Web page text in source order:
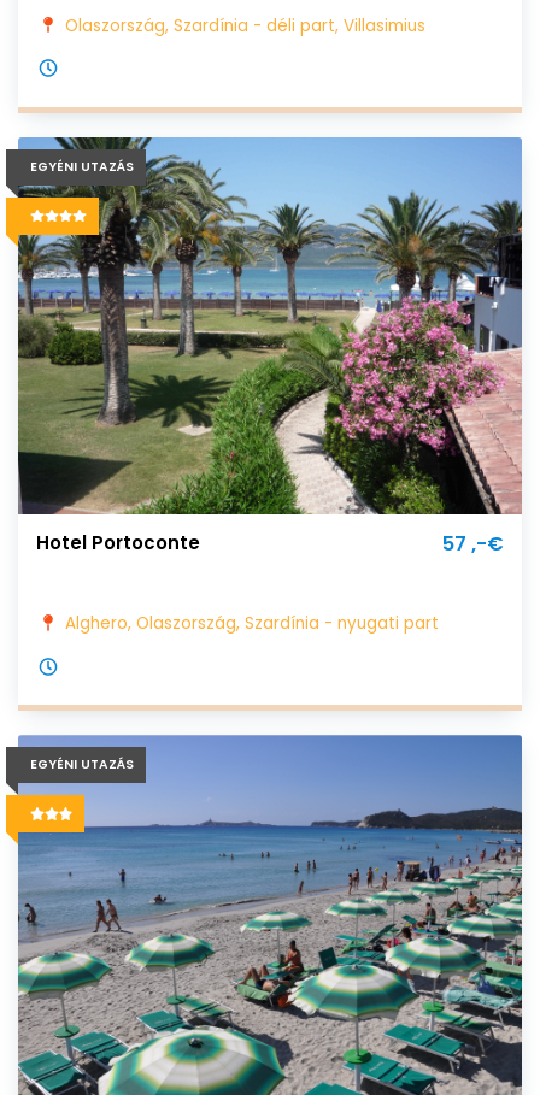
Olaszország, Szardínia - déli part, Villasimius
EGYÉNI UTAZÁS
Hotel Portoconte 57 ,-€
Alghero, Olaszország, Szardínia - nyugati part
EGYÉNI UTAZÁS